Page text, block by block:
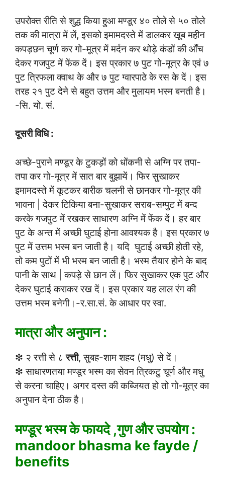
उपरोक्त रीति से शुद्ध किया हुआ मण्डूर ४० तोले से ५० तोले
तक की मात्रा में लें, इसको इमामदस्ते में डालकर खूब महीन
कपड़छन चूर्ण कर गो-मूत्र में मर्दन कर थोड़े कंडों की आँच
देकर गजपुट में फेंक दें। इस प्रकार ७ पुट गो-मूत्र के एवं ७
पुट त्रिफला क्वाथ के और ७ पुट ग्वारपाठे के रस के दें। इस
तरह २१ पुट देने से बहुत उत्तम और मुलायम भस्म बनती है।
-सि. यो. सं.
दूसरी विधि :
अच्छे-पुराने मण्डूर के टुकड़ों को धोंकनी से अग्नि पर तपा-
तपा कर गो-मूत्र में सात बार बुझायें। फिर सुखाकर
इमामदस्ते में कूटकर बारीक चलनी से छानकर गो-मूत्र की
भावना | देकर टिकिया बना-सुखाकर सराब-सम्पुट में बन्द
करके गजपुट में रखकर साधारण अग्नि में फेंक दें। हर बार
पुट के अन्त में अच्छी घुटाई होना आवश्यक है। इस प्रकार ७
पुट में उत्तम भस्म बन जाती है। यदि घुटाई अच्छी होती रहे,
तो कम पुटों में भी भस्म बन जाती है। भस्म तैयार होने के बाद
पानी के साथ | कपड़े से छान लें। फिर सुखाकर एक पुट और
देकर घुटाई कराकर रख दें। इस प्रकार यह लाल रंग की
उत्तम भस्म बनेगी।-र.सा.सं. के आधार पर स्वा.
मात्रा और अनुपान :
❇ २ रत्ती से ८रत्ती, सुबह-शाम शहद (मधु) से दें।
❇ साधारणतया मण्डूर भस्म का सेवन त्रिकटु चूर्ण और मधु
से करना चाहिए। अगर दस्त की कब्जियत हो तो गो-मूत्र का
अनुपान देना ठीक है।
मण्डूर भस्म के फायदे ,गुण और उपयोग :
mandoor bhasma ke fayde /
benefits